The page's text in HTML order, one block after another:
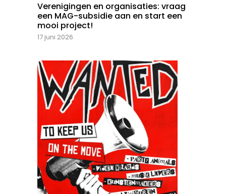
Verenigingen en organisaties: vraag
een MAG-subsidie aan en start een
mooi project!
17 juni 2026